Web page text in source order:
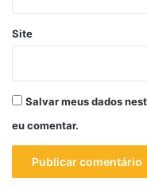
Site
Salvar meus dados
eu comentar.